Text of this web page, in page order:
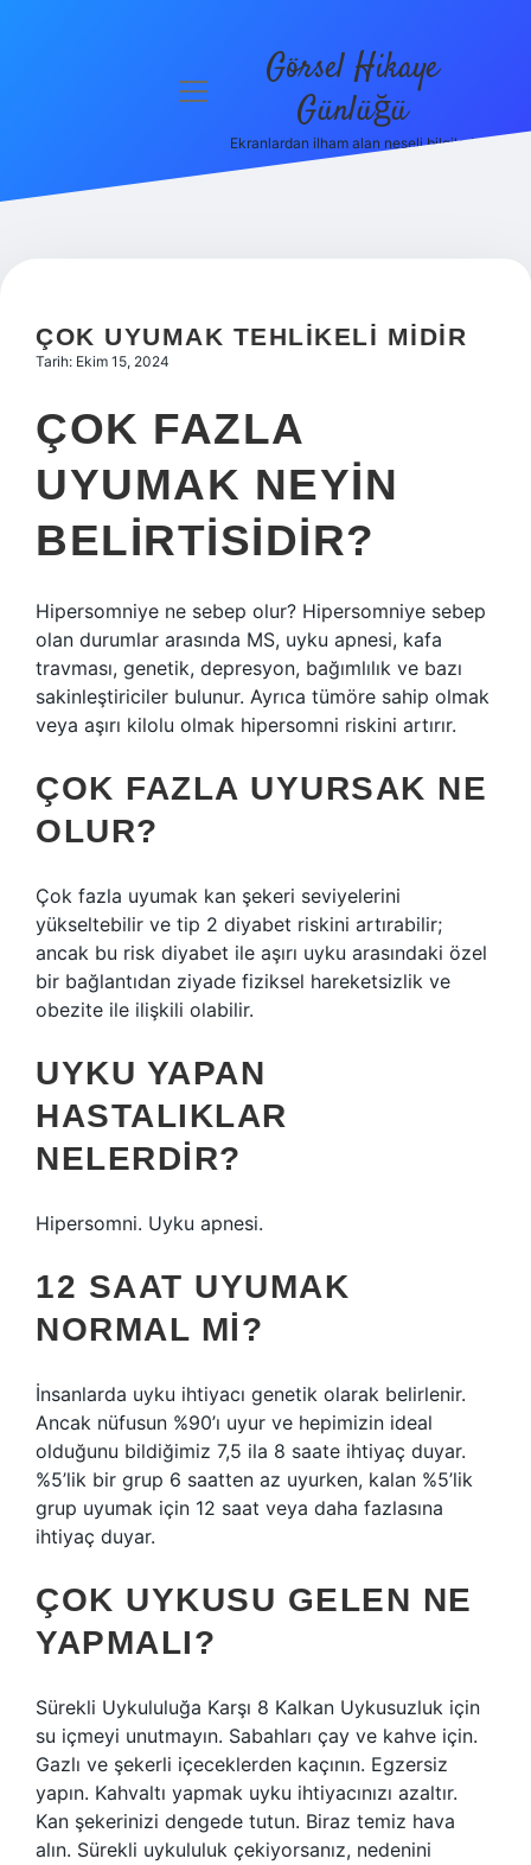
Hakkımızda
menüyü
Görsel Hikaye
Günlüğü
Ekranlardan ilham alan neşeli bilgiler!
ÇOK UYUMAK TEHLIKELI MIDIR
Tarih: Ekim 15, 2024
ÇOK FAZLA
UYUMAK NEYIN
BELIRTISIDIR?
Hipersomniye ne sebep olur? Hipersomniye sebep
olan durumlar arasında MS, uyku apnesi, kafa
travması, genetik, depresyon, bağımlılık ve bazı
sakinleştiriciler bulunur. Ayrıca tümöre sahip olmak
veya aşırı kilolu olmak hipersomni riskini artırır.
ÇOK FAZLA UYURSAK NE
OLUR?
Çok fazla uyumak kan şekeri seviyelerini
yükseltebilir ve tip 2 diyabet riskini artırabilir;
ancak bu risk diyabet ile aşırı uyku arasındaki özel
bir bağlantıdan ziyade fiziksel hareketsizlik ve
obezite ile ilişkili olabilir.
UYKU YAPAN
HASTALIKLAR
NELERDIR?
Hipersomni. Uyku apnesi.
12 SAAT UYUMAK
NORMAL MI?
İnsanlarda uyku ihtiyacı genetik olarak belirlenir.
Ancak nüfusun %90’ı uyur ve hepimizin ideal
olduğunu bildiğimiz 7,5 ila 8 saate ihtiyaç duyar.
%5’lik bir grup 6 saatten az uyurken, kalan %5’lik
grup uyumak için 12 saat veya daha fazlasına
ihtiyaç duyar.
ÇOK UYKUSU GELEN NE
YAPMALI?
Sürekli Uykululuğa Karşı 8 Kalkan Uykusuzluk için
su içmeyi unutmayın. Sabahları çay ve kahve için.
Gazlı ve şekerli içeceklerden kaçının. Egzersiz
yapın. Kahvaltı yapmak uyku ihtiyacınızı azaltır.
Kan şekerinizi dengede tutun. Biraz temiz hava
alın. Sürekli uykululuk çekiyorsanız, nedenini